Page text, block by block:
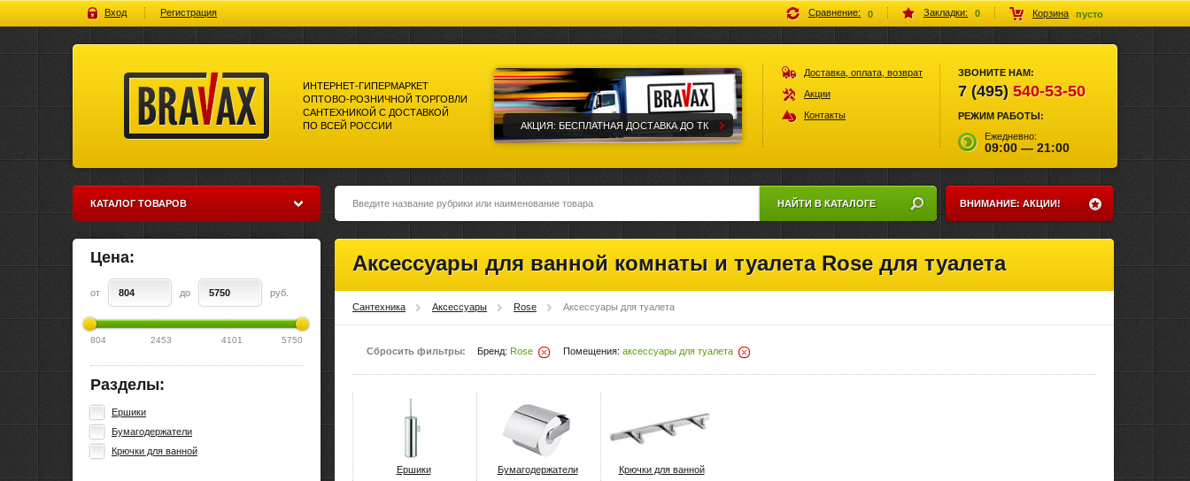
Вход Регистрация Сравнение: 0 Закладки: 0 Корзина пусто
всей россии
ИНТЕРНЕТ-ГИПЕРМАРКЕТ
ОПТОВО-РОЗНИЧНОЙ ТОРГОВЛИ
САНТЕХНИКОЙ С ДОСТАВКОЙ
ПО ВСЕЙ РОССИИ
АКЦИЯ: БЕСПЛАТНАЯ ДОСТАВКА ДО ТК
Доставка, оплата, возврат
Акции
Контакты
ЗВОНИТЕ НАМ:
7 (495) 540-53-50
РЕЖИМ РАБОТЫ:
Ежедневно:
09:00 — 21:00
КАТАЛОГ ТОВАРОВ
Цена:
от до руб.
804 2453 4101 5750
Разделы:
Ершики
Бумагодержатели
Крючки для ванной
ВНИМАНИЕ: АКЦИИ!
НАЙТИ В КАТАЛОГЕ
Аксессуары для ванной комнаты и туалета Rose для туалета
Сантехника Аксессуары Rose Аксессуары для туалета
Сбросить фильтры: Бренд: Rose
Помещения: аксессуары для туалета
Ершики Бумагодержатели Крючки для ванной